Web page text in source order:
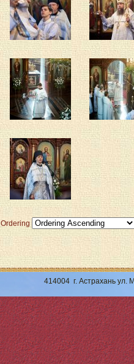
Ordering
414004 г. Астрахань ул.